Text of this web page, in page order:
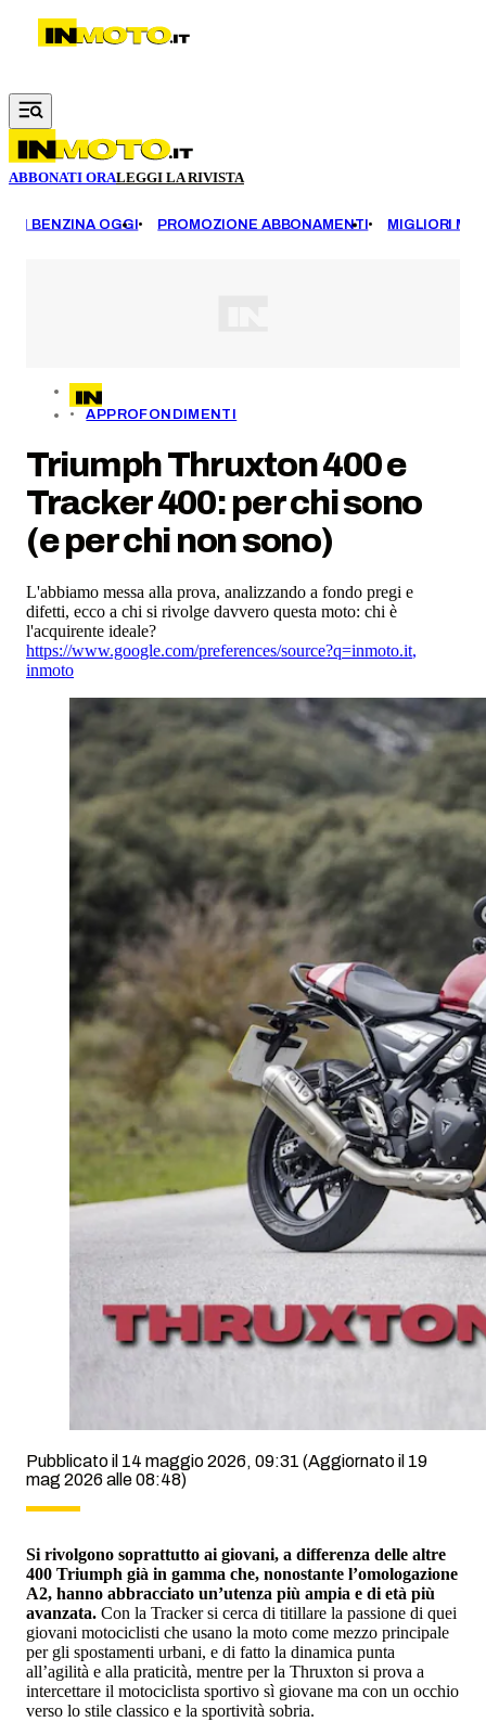
Vai al contenuto principale
ABBONATI ORALEGGI LA RIVISTA
BENZINA OGGI PROMOZIONE ABBONAMENTI MIGLIORI
APPROFONDIMENTI
Triumph Thruxton 400 e
Tracker 400: per chi sono
(e per chi non sono)
L'abbiamo messa alla prova, analizzando a fondo pregi e
difetti, ecco a chi si rivolge davvero questa moto: chi è
l'acquirente ideale?
https://www.google.com/preferences/source?q=inmoto.it,
inmoto
Pubblicato il 14 maggio 2026, 09:31 (Aggiornato il 19
mag 2026 alle 08:48)
Si rivolgono soprattutto ai giovani, a differenza delle altre
400 Triumph già in gamma che, nonostante l’omologazione
A2, hanno abbracciato un’utenza più ampia e di età più
avanzata. Con la Tracker si cerca di titillare la passione di quei
giovani motociclisti che usano la moto come mezzo principale
per gli spostamenti urbani, e di fatto la dinamica punta
all’agilità e alla praticità, mentre per la Thruxton si prova a
intercettare il motociclista sportivo sì giovane ma con un occhio
verso lo stile classico e la sportività sobria.